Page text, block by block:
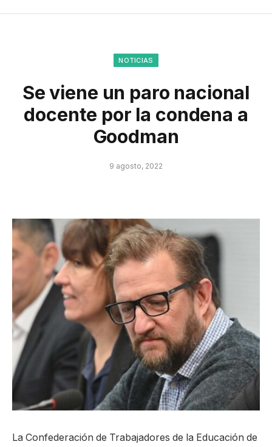
NOTICIAS
Se viene un paro nacional
docente por la condena a
Goodman
9 agosto, 2022
La Confederación de Trabajadores de la Educación de